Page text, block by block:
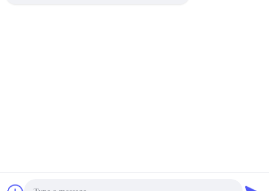
google.translate.TranslateService();lib.transla সরবরাহকারী। কপিরাইট © 2020-2026